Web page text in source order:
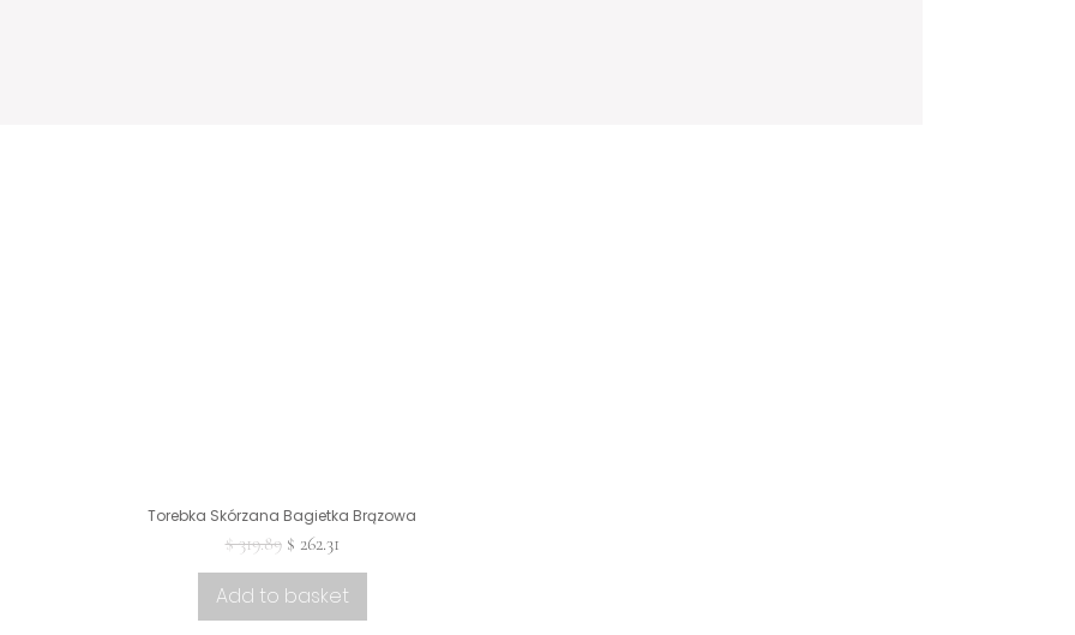
Preview
Torebka Skórzana Bagietka Brązowa
Regularna cena
$ 319.89 Cena rabatowa
$ 262.31
Add to basket